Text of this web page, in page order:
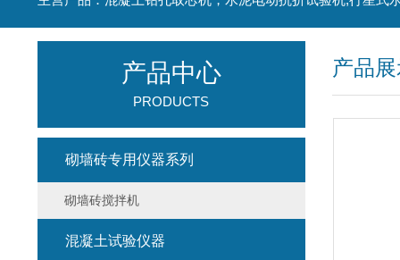
产品
产品中心
PRODUCTS
砌墙砖专用仪器系列
砌墙砖搅拌机
混凝土试验仪器